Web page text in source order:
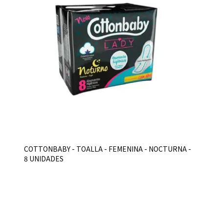
COTTONBABY - TOALLA - FEMENINA - NOCTURNA -
8 UNIDADES